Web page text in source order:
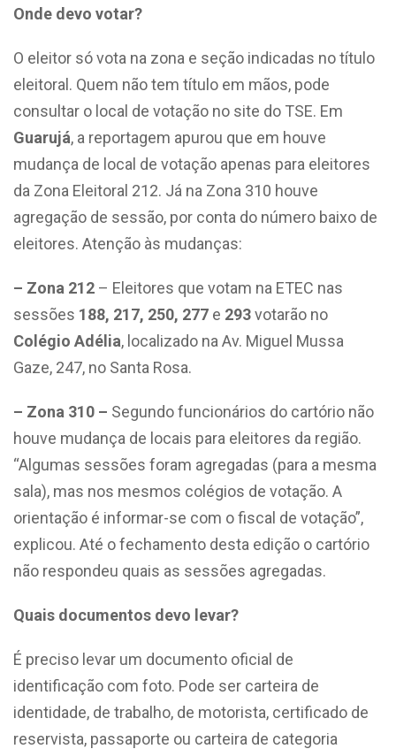
Onde devo votar?
O eleitor só vota na zona e seção indicadas no título
eleitoral. Quem não tem título em mãos, pode
consultar o local de votação no site do TSE. Em
Guarujá, a reportagem apurou que em houve
mudança de local de votação apenas para eleitores
da Zona Eleitoral 212. Já na Zona 310 houve
agregação de sessão, por conta do número baixo de
eleitores. Atenção às mudanças:
– Zona 212 – Eleitores que votam na ETEC nas
sessões 188, 217, 250, 277 e 293votarão no
Colégio Adélia, localizado na Av. Miguel Mussa
Gaze, 247, no Santa Rosa.
– Zona 310 – Segundo funcionários do cartório não
houve mudança de locais para eleitores da região.
“Algumas sessões foram agregadas (para a mesma
sala), mas nos mesmos colégios de votação. A
orientação é informar-se com o fiscal de votação”,
explicou. Até o fechamento desta edição o cartório
não respondeu quais as sessões agregadas.
Quais documentos devo levar?
É preciso levar um documento oficial de
identificação com foto. Pode ser carteira de
identidade, de trabalho, de motorista, certificado de
reservista, passaporte ou carteira de categoria